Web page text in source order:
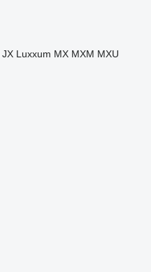
JX Luxxum MX MXM MXU